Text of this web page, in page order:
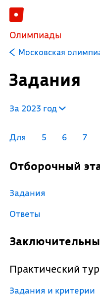
Олимпиады
Московская
Задания
За 2023 год
Для 5 6 7
Отборочный
Задания
Ответы
Практический тур
Задания и критерии